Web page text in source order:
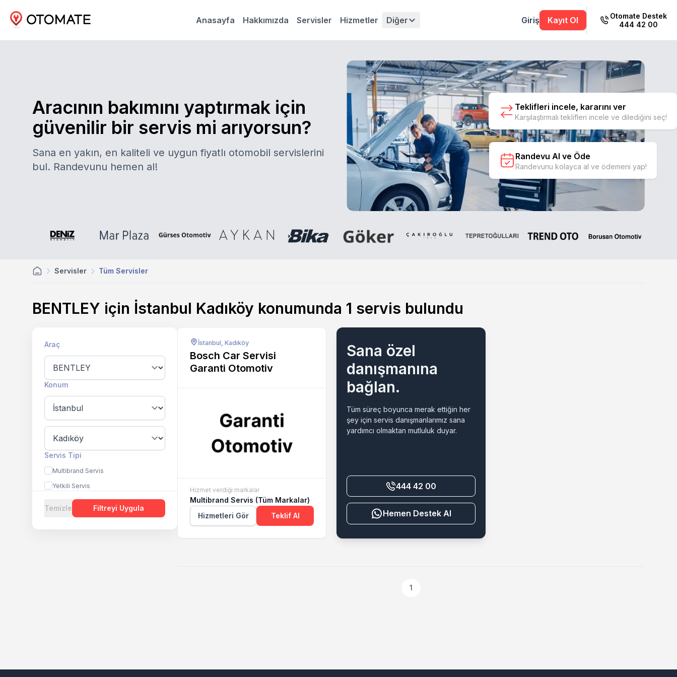
Anasayfa Hakkımızda Servisler Hizmetler Diğer Giriş Kayıt Ol
Otomate Destek
444 42 00
Aracının bakımını yaptırmak için
güvenilir bir servis mi arıyorsun?
Sana en yakın, en kaliteli ve uygun fiyatlı otomobil servislerini
bul. Randevunu hemen al!
Teklifleri incele, kararını ver
Karşılaştırmalı teklifleri incele ve dilediğini seç!
Randevu Al ve Öde
Randevunu kolayca al ve ödemeni yap!
Servisler Tüm Servisler
BENTLEY için İstanbul Kadıköy konumunda 1 servis bulundu
Araç
Konum
Servis Tipi
Multibrand Servis
Yetkili Servis
Temizle Filtreyi Uygula
İstanbul, Kadıköy
Bosch Car Servisi
Garanti Otomotiv
Hizmet verdiği markalar
Multibrand Servis (Tüm Markalar)
Hizmetleri Gör
Teklif Al
Sana özel
danışmanına
bağlan.
Tüm süreç boyunca merak ettiğin her
şey için servis danışmanlarımız sana
yardımcı olmaktan mutluluk duyar.
444 42 00
Destek Al
1